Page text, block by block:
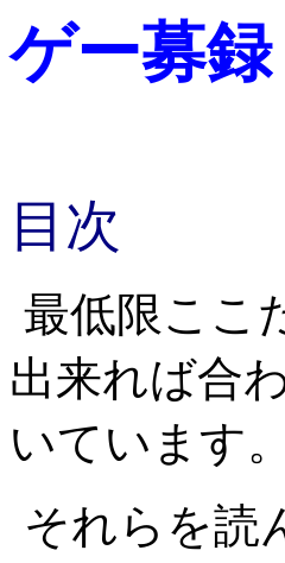
ゲー募録
目次
最低限ここ
出来れば合
いています。
それらを読